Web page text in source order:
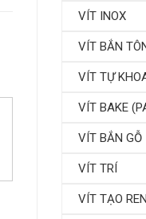
VÍT INOX
VÍT BẮN
VÍT TỰ
VÍT BAKE
VÍT BẮN GỖ
VÍT TRÍ
VÍT TẠO REN